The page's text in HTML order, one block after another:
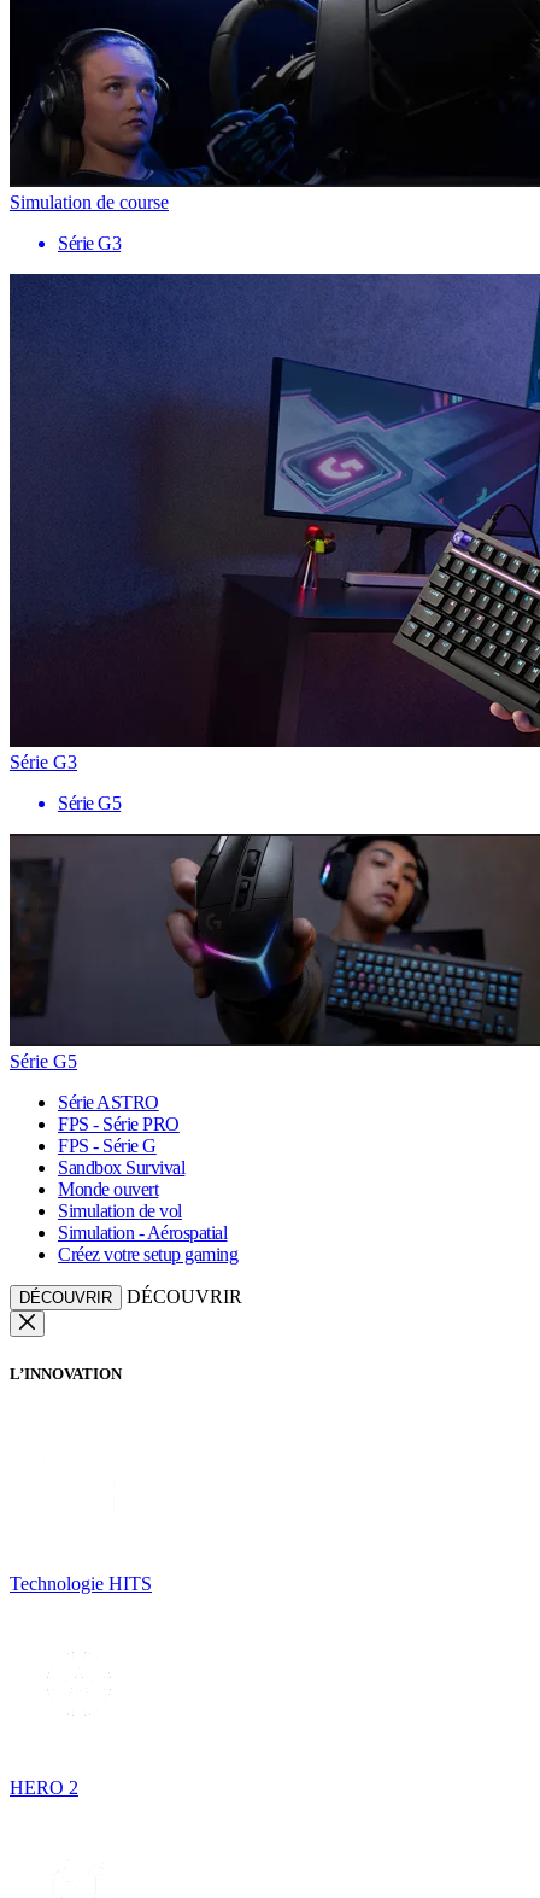
Simulation de course
Série G3
Série G3
Série G5
Série G5
Série ASTRO
FPS - Série PRO
FPS - Série G
Sandbox Survival
Monde ouvert
Simulation de vol
Simulation - Aérospatial
Créez votre setup gaming
DÉCOUVRIR DÉCOUVRIR
L’INNOVATION
Technologie HITS
HERO 2